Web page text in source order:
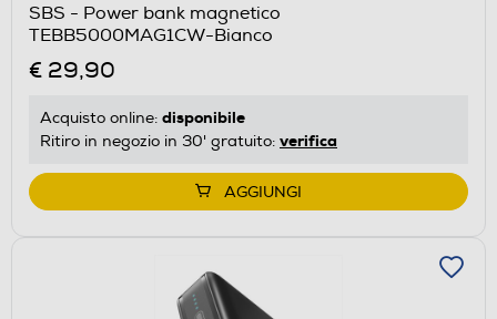
SBS - Power bank magnetico
TEBB5000MAG1CW-Bianco
€ 29,90
Acquisto online: disponibile
Ritiro in negozio in 30' gratuito: verifica
AGGIUNGI